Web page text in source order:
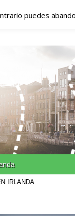
–
IRLANDA
puedes